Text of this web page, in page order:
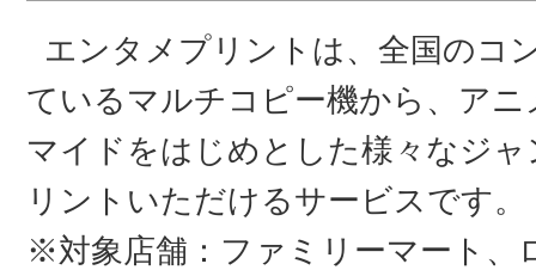
エンタメプリントは、全国のコ
ているマルチコピー機から、ア
マイドをはじめとした様々なジ
リントいただけるサービスです。
※対象店舗：ファミリーマート